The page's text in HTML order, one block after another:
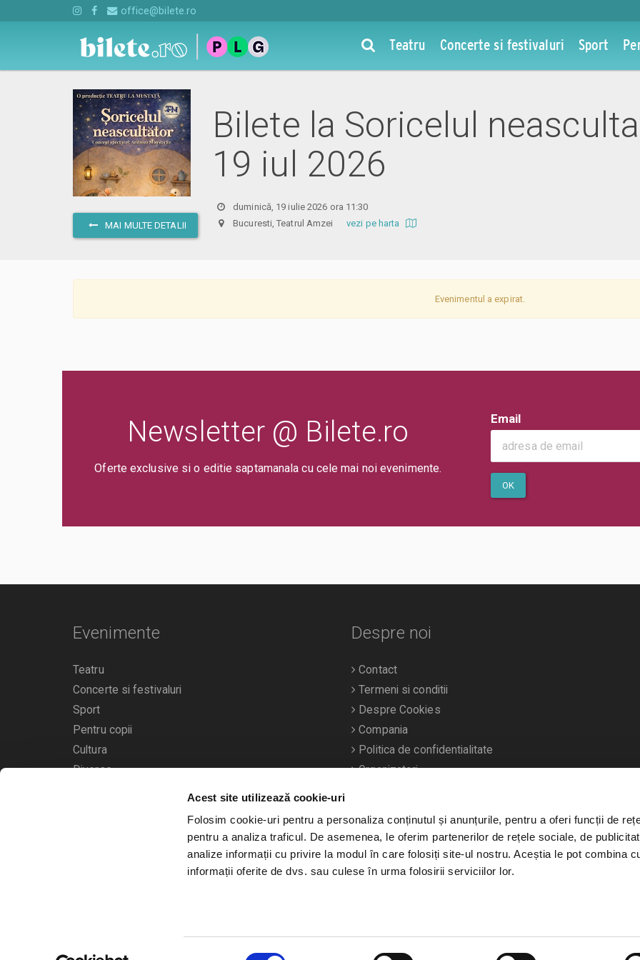
Acest site utilizează cookie-uri
Folosim cookie-uri pentru a personaliza conținutul și anunțurile, pentru a oferi funcții de
pentru a analiza traficul. De asemenea, le oferim partenerilor de rețele sociale, de
analize informații cu privire la modul în care folosiți site-ul nostru. Aceștia le pot combina
informații oferite de dvs. sau culese în urma folosirii serviciilor lor.
office@bilete.ro
Teatru Concerte si festivaluri Sport
MAI MULTE DETALII
Bilete la Soricelul
19 iul 2026
duminică, 19 iulie 2026 ora 11:30
Bucuresti, Teatrul Amzeivezi pe harta
Evenimentul a expirat.
Newsletter @ Bilete.ro
Oferte exclusive si o editie saptamanala cu cele mai noi evenimente.
Email
OK
Evenimente
Teatru
Concerte si festivaluri
Sport
Pentru copii
Cultura
Diverse
Calendarul evenimentelor
Despre noi
Contact
Termeni si conditii
Despre Cookies
Compania
Politica de confidentialitate
Organizatori
Bilete.ro